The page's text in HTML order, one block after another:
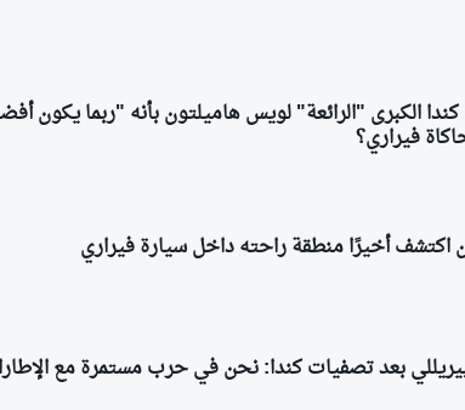
كندا الكبرى "الرائعة" لويس هاميلتون بأنه "ربما يكون
فيراري؟
اكتشف أخيرًا منطقة راحته داخل سيارة فيراري
بعد تصفيات كندا: نحن في حرب مستمرة مع